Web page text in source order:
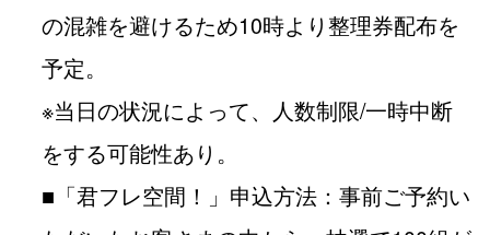
の混雑を避けるため10時より整理券配布を
予定。
※当日の状況によって、人数制限/一時中断
をする可能性あり。
■「君フレ空間！」申込方法：事前ご予約い